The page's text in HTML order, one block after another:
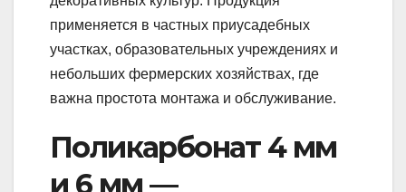
применяется в частных приусадебных
участках, образовательных учреждениях и
небольших фермерских хозяйствах, где
важна простота монтажа и обслуживание.
Поликарбонат 4 мм
и 6 мм —